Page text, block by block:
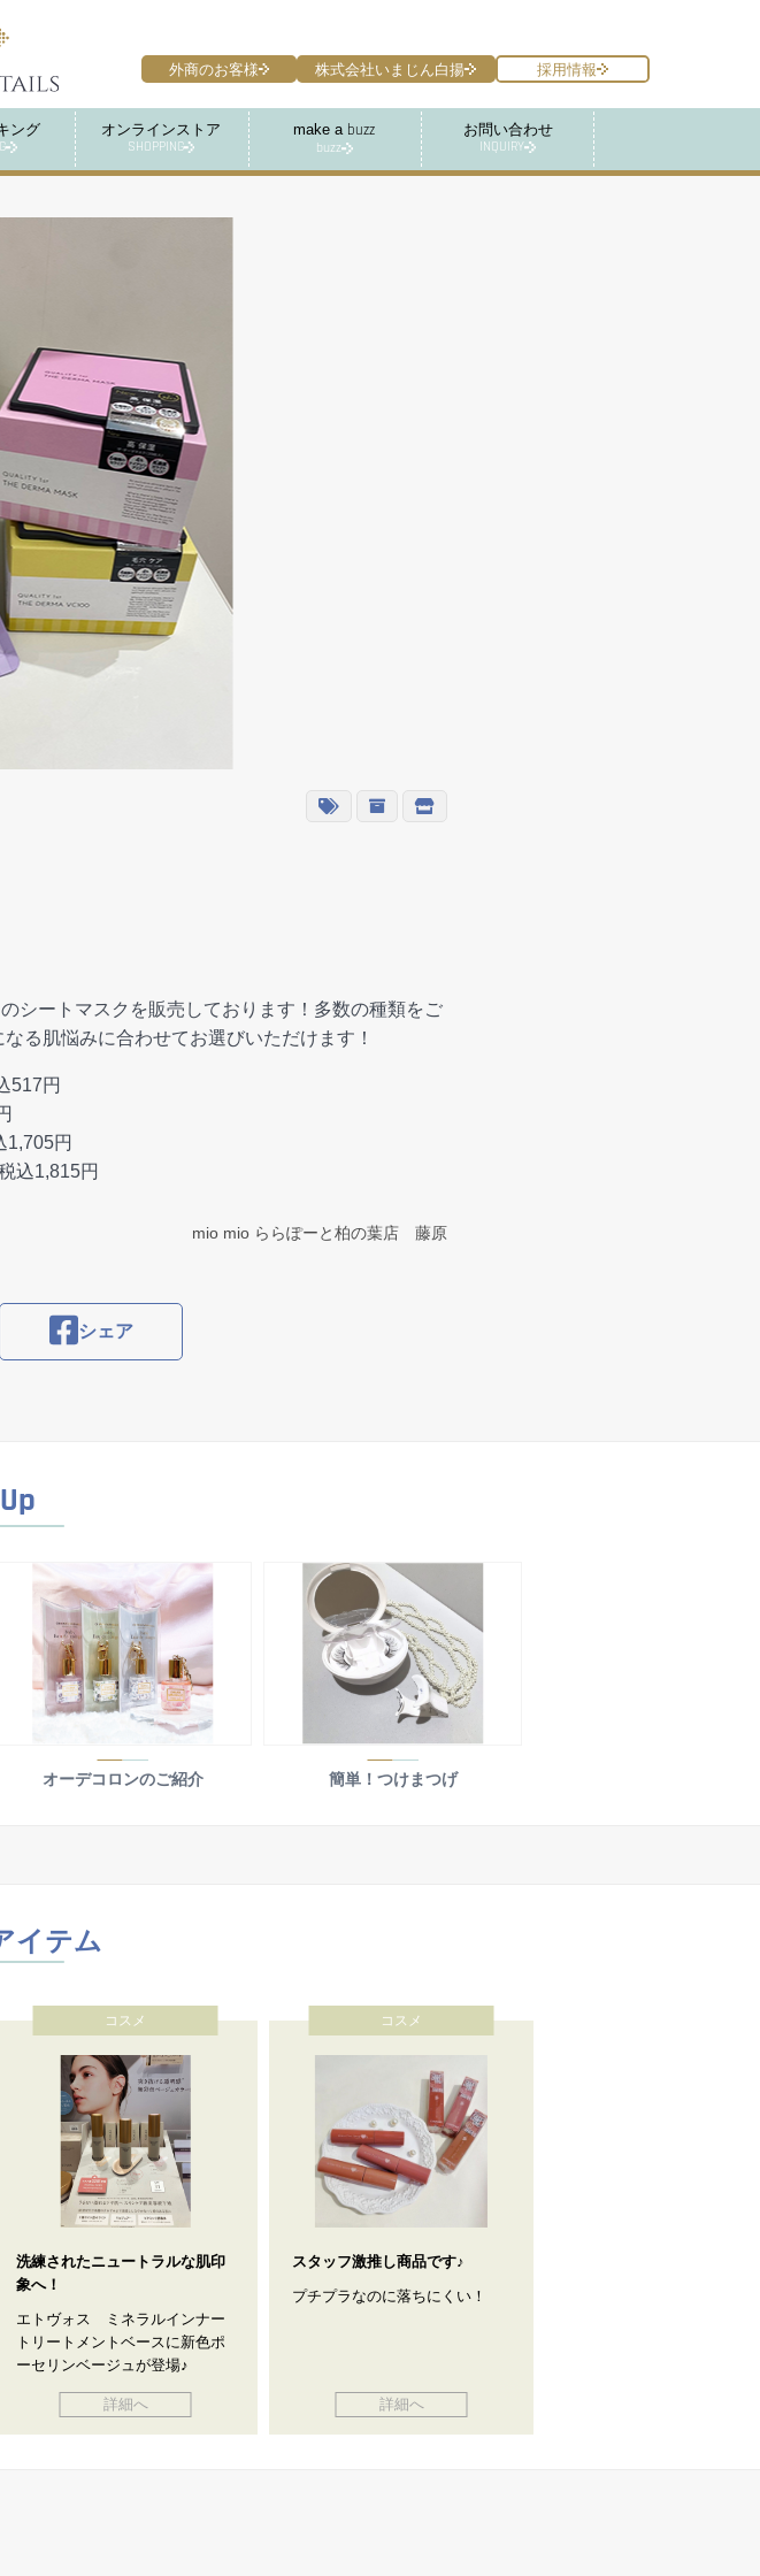
ング オンラインストア
SHOPPING
make a buzz
buzz
お問い合わせ
INQUIRY
外商のお客様 株式会社いまじん白揚 採用情報
シートマスクを販売しております！多数の種類をご
る肌悩みに合わせてお選びいただけます！
517円
円
込1,815円
mio mio ららぽーと柏の葉店 藤原
シェア
オーデコロンのご紹介 簡単！つけまつげ
イテム
コスメ
洗練されたニュートラルな肌印
象へ！
エトヴォス ミネラルインナー
トリートメントベースに新色ポ
ーセリンベージュが登場♪
詳細へ
コスメ
スタッフ激推し商品です♪
プチプラなのに落ちにくい！
詳細へ